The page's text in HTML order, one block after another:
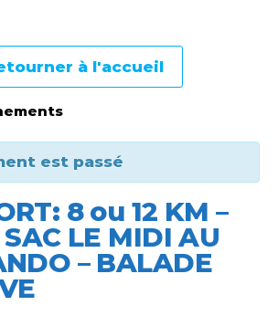
à l'accueil
est passé
8 ou 12 KM –
LE MIDI AU
– BALADE